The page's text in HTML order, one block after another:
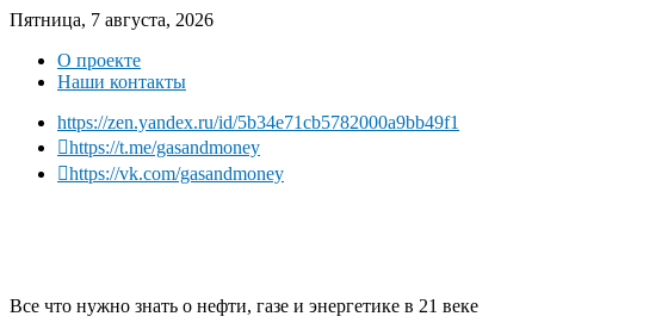
Пятница, 7 августа, 2026
О проекте
Наши контакты
https://zen.yandex.ru/id/5b34e71cb5782000a9bb49f1
https://t.me/gasandmoney
https://vk.com/gasandmoney
Все что нужно знать о нефти, газе и энергетике в 21 веке